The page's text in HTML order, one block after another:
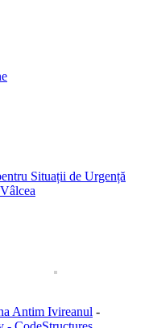
Situații de Urgență
Antim Ivireanul -